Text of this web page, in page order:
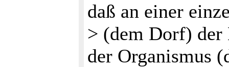
daß an einer
> (dem Dorf)
der Organismus